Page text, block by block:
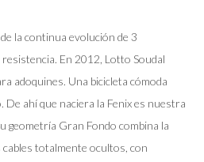
la continua evolución de 3
En 2012, Lotto Soudal
adoquines. Una bicicleta cómoda
De ahí que naciera la Fenix es nuestra
geometría Gran Fondo combina la
totalmente ocultos, con